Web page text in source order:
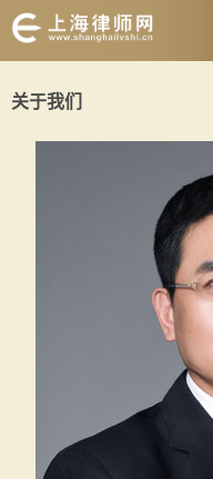
关于我们